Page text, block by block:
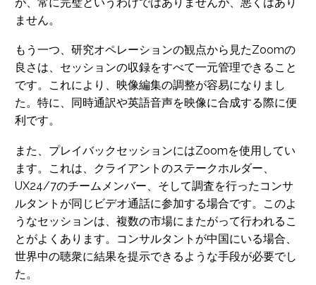
ません。
もう一つ、研究オペレーションの観点から見たZoomの
良さは、セッションの収録をすべて一元管理できること
です。これにより、映像編集の調整が容易になりまし
た。特に、同時通訳や英語音声を映像に合成する際に便
利です。
また、プレイバックセッションにはZoomを使用してい
ます。これは、クライアントのステークホルダー、
UX24/7のチームメンバー、そして調査を行ったコンサ
ルタントが同じビデオ通話に参加する場合です。このよ
うなセッションは、複数の市場にまたがって行われるこ
とがよくあります。コンサルタントが中国にいる場合、
世界中の聴衆に結果を提示できるような手段が必要でし
た。